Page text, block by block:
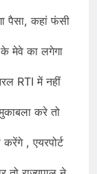
पैसा, कहां फंसी
मेवे का लगेगा
RTI में नहीं
करे तो
, एयरपोर्ट